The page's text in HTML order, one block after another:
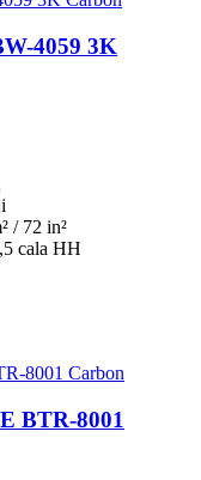
4059 3K
/ 72 in²
cala HH
BTR-8001